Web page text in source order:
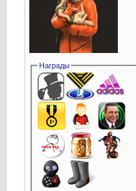
Награды